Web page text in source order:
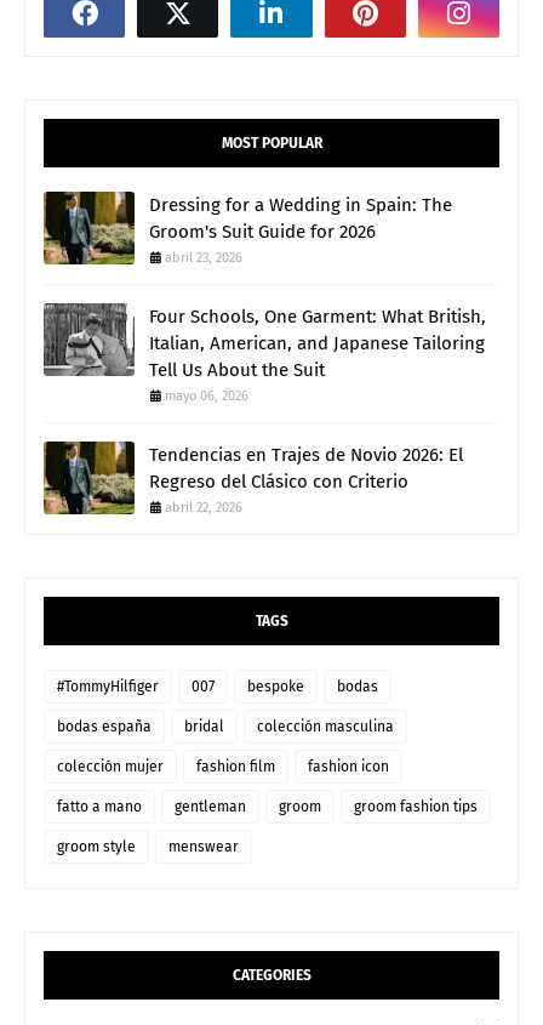
MOST POPULAR
Dressing for a Wedding in Spain: The
Groom's Suit Guide for 2026
abril 23, 2026
Four Schools, One Garment: What British,
Italian, American, and Japanese Tailoring
Tell Us About the Suit
mayo 06, 2026
Tendencias en Trajes de Novio 2026: El
Regreso del Clásico con Criterio
abril 22, 2026
TAGS
#TommyHilfiger 007 bespoke bodas
bodas españa bridal colección masculina
colección mujer fashion film fashion icon
fatto a mano gentleman groom groom fashion tips
groom style menswear
CATEGORIES